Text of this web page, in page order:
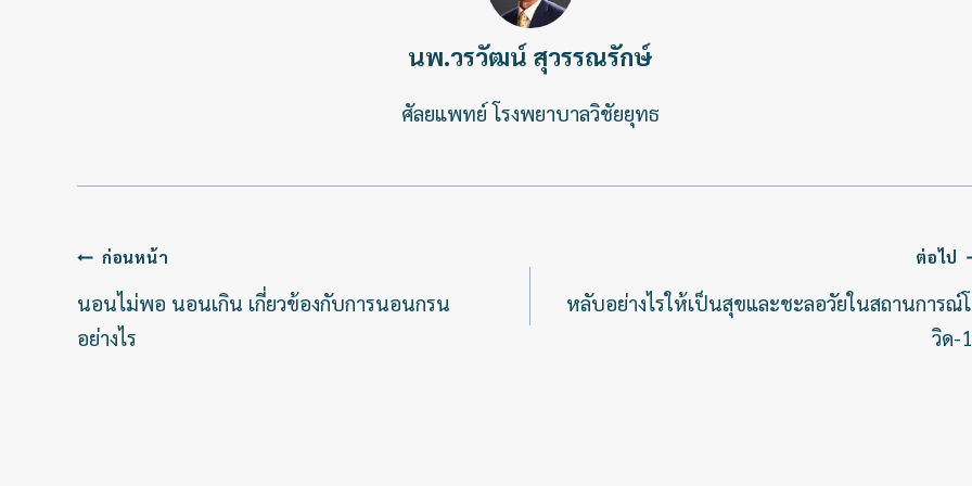
นพ.วรวัฒน์ สุวรรณรักษ์
ศัลยแพทย์ โรงพยาบาลวิชัยยุทธ
แนะแนว
เรื่อง
ก่อนหน้า
นอนไม่พอ นอนเกิน เกี่ยวข้องกับการนอนกรน
อย่างไร
ต่อไป
หลับอย่างไรให้เป็นสุขและชะลอวัยในสถานการณ์
วิด-